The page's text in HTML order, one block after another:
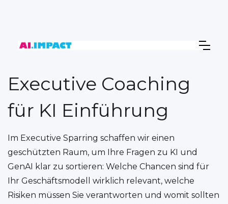
Executive Coaching
für KI Einführung
Im Executive Sparring schaffen wir einen
geschützten Raum, um Ihre Fragen zu KI und
GenAI klar zu sortieren: Welche Chancen sind für
Ihr Geschäftsmodell wirklich relevant, welche
Risiken müssen Sie verantworten und womit sollten